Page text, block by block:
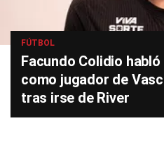
FÚTBOL
Facundo Colidio
como jugador de
tras irse de River